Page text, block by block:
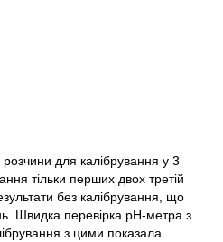
для калібрування у 3
тільки перших двох третій
без калібрування, що
Швидка перевірка pH-метра з
з цими показала